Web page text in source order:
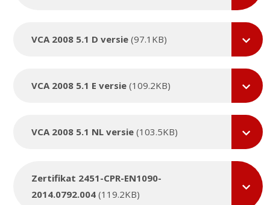
VCA 2008 5.1 D versie(97.1KB)
VCA 2008 5.1 E versie(109.2KB)
VCA 2008 5.1 NL versie(103.5KB)
Zertifikat 2451-CPR-EN1090-
2014.0792.004(119.2KB)